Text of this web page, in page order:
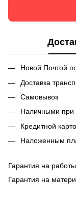
Новой Почтой
Доставка
Самовывоз
Наличными при
Кредитной
Наложенным
Гарантия на
Гарантия на